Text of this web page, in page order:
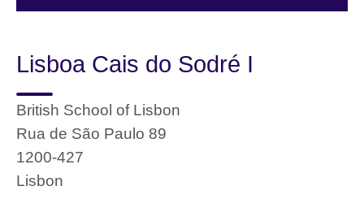
Lisboa Cais do Sodré I
British School of Lisbon
Rua de São Paulo 89
1200-427
Lisbon